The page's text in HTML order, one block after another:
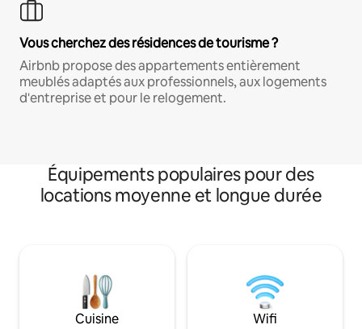
Vous cherchez des résidences de tourisme ?
Airbnb propose des appartements entièrement
meublés adaptés aux professionnels, aux logements
d'entreprise et pour le relogement.
Équipements populaires pour des
locations moyenne et longue durée
Cuisine Wifi